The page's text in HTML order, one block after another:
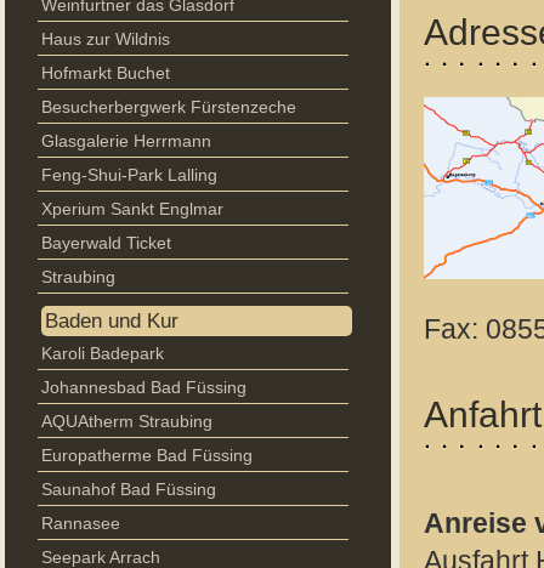
Weinfurtner das Glasdorf
Haus zur Wildnis
Hofmarkt Buchet
Besucherbergwerk Fürstenzeche
Glasgalerie Herrmann
Feng-Shui-Park Lalling
Xperium Sankt Englmar
Bayerwald Ticket
Straubing
Baden und Kur
Karoli Badepark
Johannesbad Bad Füssing
AQUAtherm Straubing
Europatherme Bad Füssing
Saunahof Bad Füssing
Rannasee
Seepark Arrach
Fax:
Anfahrt
Anreise
Ausfahrt